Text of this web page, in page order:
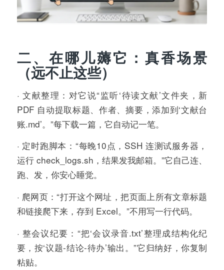
二、在哪儿薅它：真香场景
（远不止这些）
· 文献整理：对它说“监听‘待读文献’文件夹，新
PDF 自动提取标题、作者、摘要，添加到‘文献台
账.md’。”每下载一篇，它自动记一笔。
· 定时跑脚本：“每晚10点，SSH 连测试服务器，
运行 check_logs.sh，结果发我邮箱。”它自己连、
跑、发，你安心睡觉。
· 爬网页：“打开这个网址，把页面上所有文章标题
和链接爬下来，存到 Excel。”不用写一行代码。
· 整会议纪要：“把‘会议录音.txt’整理成结构化纪
要，按‘议题-结论-待办’输出。”它归纳好，你复制
粘贴。